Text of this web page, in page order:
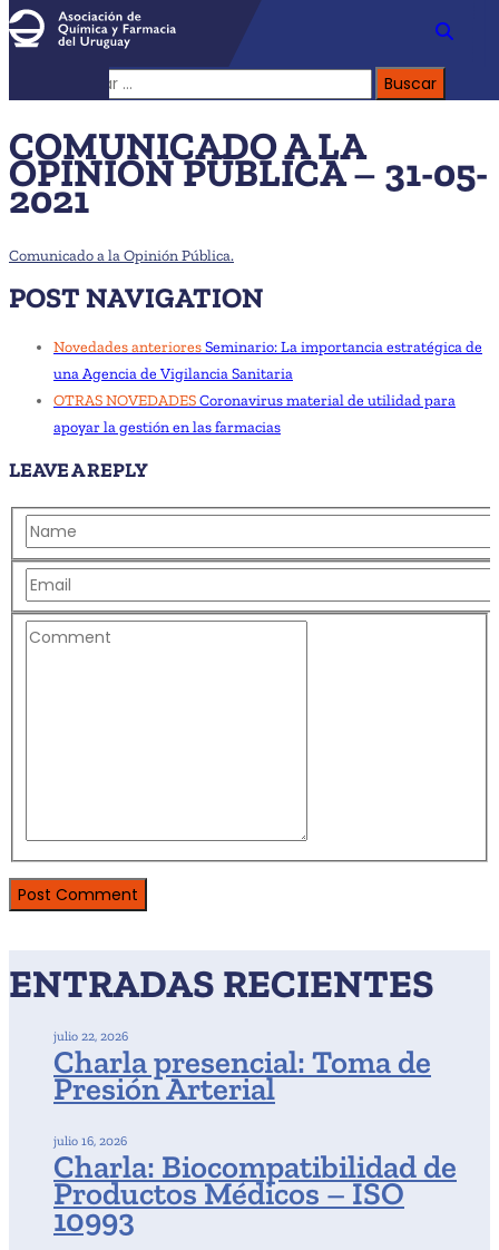
COMUNICADO A LA
OPINIÓN PÚBLICA – 31-05-
2021
Comunicado a la Opinión Pública.
POST NAVIGATION
Novedades anterioresSeminario: La importancia estratégica de
una Agencia de Vigilancia Sanitaria
OTRAS NOVEDADESCoronavirus material de utilidad para
apoyar la gestión en las farmacias
LEAVE A REPLY
ENTRADAS RECIENTES
Charla presencial: Toma de
Presión Arterial
julio 22, 2026
Charla: Biocompatibilidad de
Productos Médicos – ISO
10993
julio 16, 2026